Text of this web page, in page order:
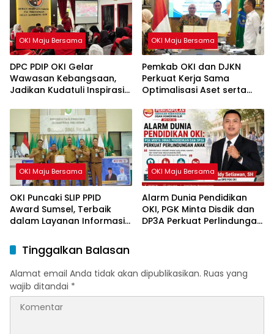
OKI Maju Bersama
DPC PDIP OKI Gelar
Wawasan Kebangsaan,
Jadikan Kudatuli Inspirasi
OKI Maju Bersama
Pemkab OKI dan DJKN
Perkuat Kerja Sama
Optimalisasi Aset serta
OKI Maju Bersama
OKI Puncaki SLIP PPID
Award Sumsel, Terbaik
dalam Layanan Informasi
OKI Maju Bersama
Alarm Dunia Pendidikan
OKI, PGK Minta Disdik dan
DP3A Perkuat Perlindungan
Tinggalkan Balasan
Alamat email Anda tidak akan dipublikasikan. Ruas yang
wajib ditandai *